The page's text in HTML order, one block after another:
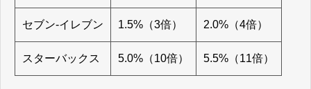
セブン-イレブン 1.5%（3倍） 2.0%（4倍）
スターバックス 5.0%（10倍） 5.5%（11倍）